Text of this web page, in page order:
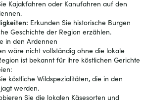
Kajakfahren oder Kanufahren auf den
Erkunden Sie historische Burgen
Geschichte der Region erzählen.
in den Ardennen
wäre nicht vollständig ohne die lokale
ist bekannt für ihre köstlichen Gerichte
köstliche Wildspezialitäten, die in den
werden.
Sie die lokalen Käsesorten und